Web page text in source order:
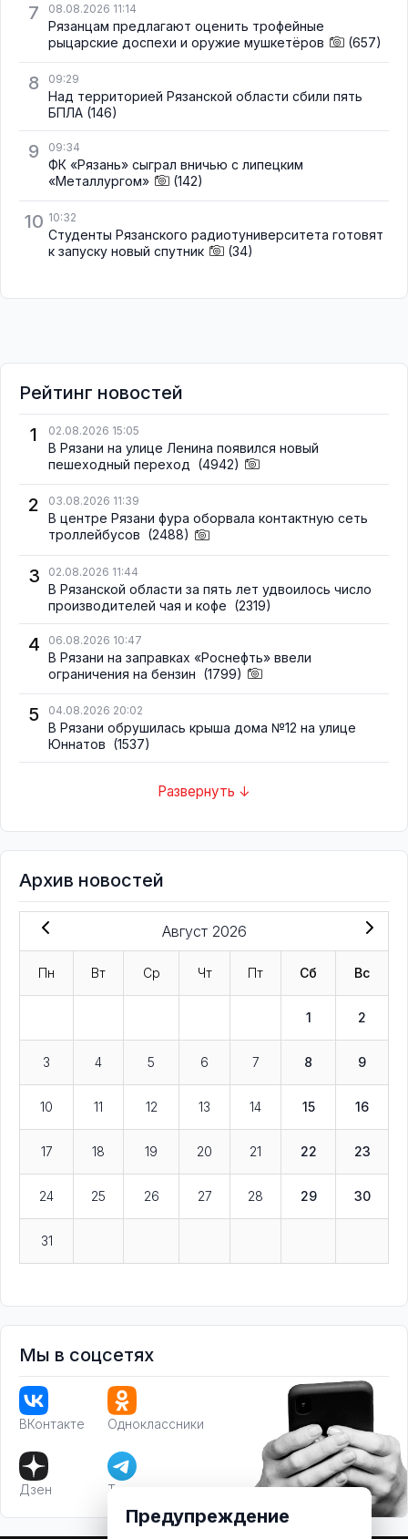
7 08.08.2026 11:14
Рязанцам предлагают оценить трофейные
рыцарские доспехи и оружие мушкетёров
(657)
8 09:29
Над территорией Рязанской области сбили пять
БПЛА (146)
9 09:34
ФК «Рязань» сыграл вничью с липецким
«Металлургом»
(142)
10 10:32
Студенты Рязанского радиотуниверситета готовят
к запуску новый спутник
(34)
Рейтинг новостей
1
02.08.2026 15:05
В Рязани на улице Ленина появился новый
пешеходный переход (4942)
2 03.08.2026 11:39
В центре Рязани фура оборвала контактную сеть
троллейбусов (2488)
3 02.08.2026 11:44
В Рязанской области за пять лет удвоилось число
производителей чая и кофе (2319)
4 06.08.2026 10:47
В Рязани на заправках «Роснефть» ввели
ограничения на бензин (1799)
5 04.08.2026 20:02
В Рязани обрушилась крыша дома №12 на улице
Юннатов (1537)
Развернуть ↓
Архив новостей
Август 2026
Пн Вт Ср Чт Пт Сб Вс
1 2
3 4 5 6 7 8 9
10 11 12 13 14 15 16
17 18 19 20 21 22 23
24 25 26 27 28 29 30
31
Мы в соцсетях
ВКонтакте Одноклассники
Дзен Телеграм
Предупреждение